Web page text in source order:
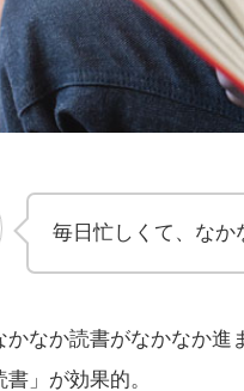
毎日忙しくて、な
かなか読書がなかなか進
書 」が効果的。